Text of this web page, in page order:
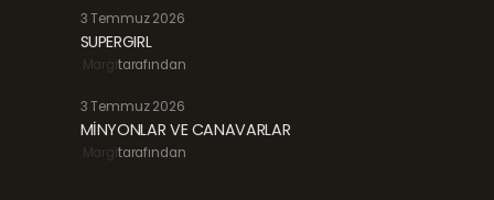
3 Temmuz 2026
SUPERGIRL
Margitarafından
3 Temmuz 2026
MİNYONLAR VE CANAVARLAR
Margitarafından